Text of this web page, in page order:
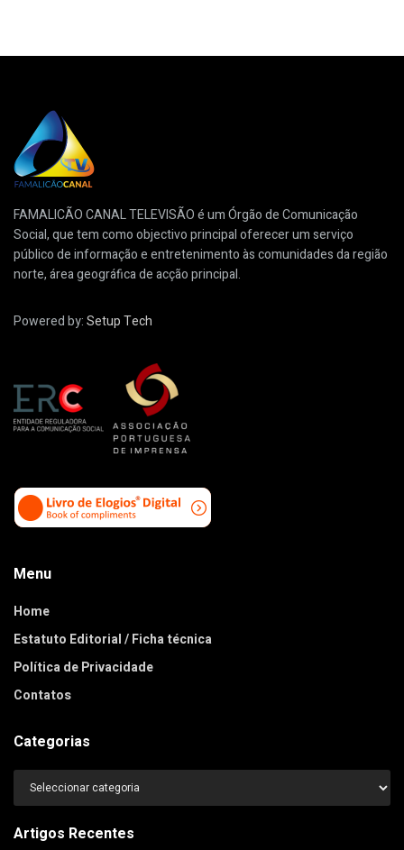
FAMALICÃO CANAL TELEVISÃO é um Órgão de Comunicação
Social, que tem como objectivo principal oferecer um serviço
público de informação e entretenimento às comunidades da região
norte, área geográfica de acção principal.
Powered by:Setup Tech
Menu
Home
Estatuto Editorial / Ficha técnica
Política de Privacidade
Contatos
Categorias
Categorias
Artigos Recentes